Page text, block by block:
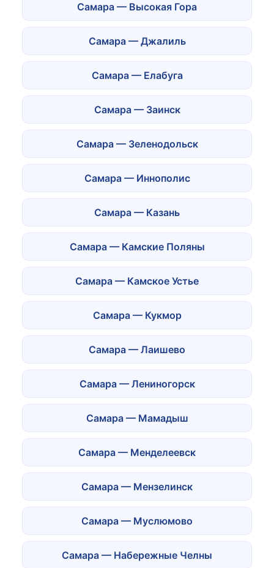
Самара — Высокая Гора
Самара — Джалиль
Самара — Елабуга
Самара — Заинск
Самара — Зеленодольск
Самара — Иннополис
Самара — Казань
Самара — Камские Поляны
Самара — Камское Устье
Самара — Кукмор
Самара — Лаишево
Самара — Лениногорск
Самара — Мамадыш
Самара — Менделеевск
Самара — Мензелинск
Самара — Муслюмово
Самара — Набережные Челны